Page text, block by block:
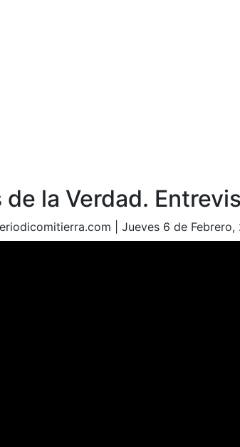
de la Verdad.
| Jueves 6 de Febrero,